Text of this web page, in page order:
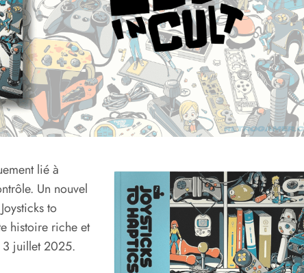
lié à
Un nouvel
to
histoire riche et
3 juillet 2025.